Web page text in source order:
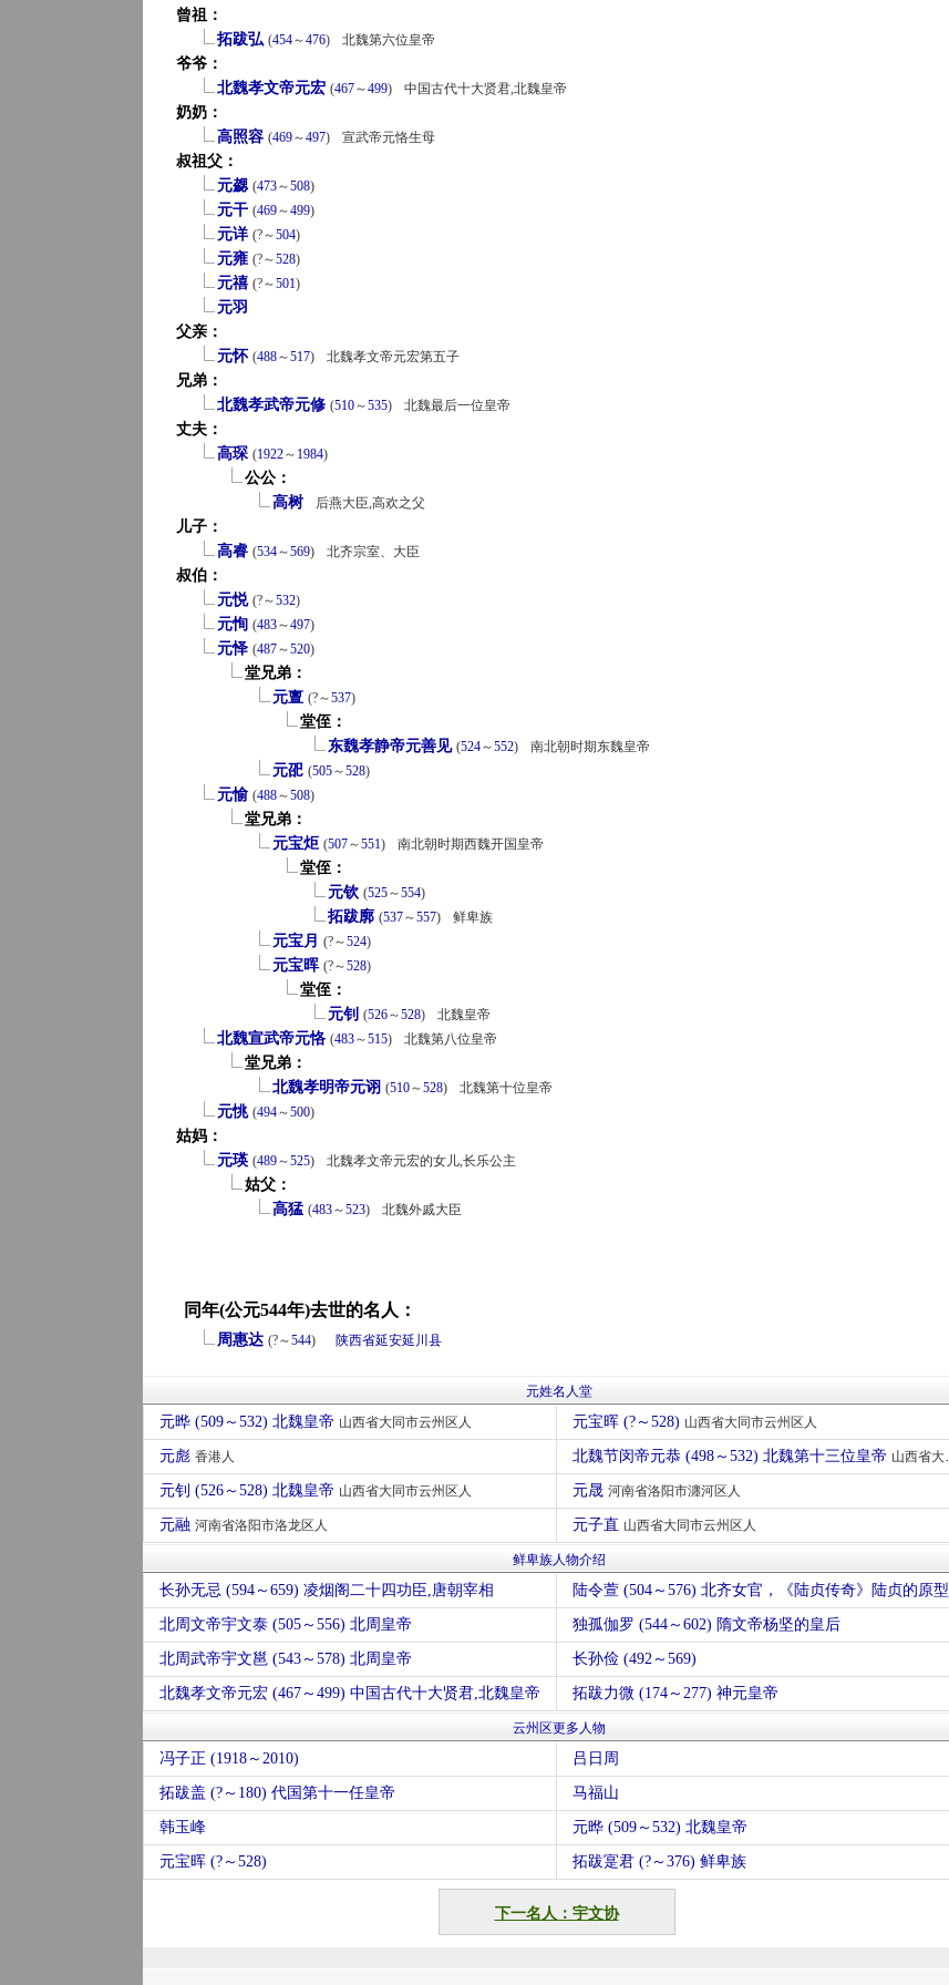
曾祖：
拓跋弘 (454～476) 北魏第六位皇帝
爷爷：
北魏孝文帝元宏 (467～499) 中国古代十大贤君,北魏皇帝
奶奶：
高照容 (469～497) 宣武帝元恪生母
叔祖父：
元勰 (473～508)
元干 (469～499)
元详 (?～504)
元雍 (?～528)
元禧 (?～501)
元羽
父亲：
元怀 (488～517) 北魏孝文帝元宏第五子
兄弟：
北魏孝武帝元修 (510～535) 北魏最后一位皇帝
丈夫：
高琛 (1922～ 1984)
公公：
高树
后燕大臣,高欢之父
儿子：
高睿 (534～569) 北齐宗室、大臣
叔伯：
元悦 (?～532)
元恂 (483～497)
元怿 (487～520)
堂兄弟：
元亶 (?～537)
堂侄：
东魏孝静帝元善见 (524～552) 南北朝时期东魏皇帝
元巶 (505～528)
元愉 (488～508)
堂兄弟：
元宝炬 (507～551) 南北朝时期西魏开国皇帝
堂侄：
元钦 (525～554)
拓跋廓 (537～557) 鲜卑族
元宝月 (?～524)
元宝晖 (?～528)
堂侄：
元钊 (526～528) 北魏皇帝
北魏宣武帝元恪 (483～515) 北魏第八位皇帝
堂兄弟：
北魏孝明帝元诩 (510～528) 北魏第十位皇帝
元恌 (494～500)
姑妈：
元瑛 (489～525) 北魏孝文帝元宏的女儿,长乐公主
姑父：
高猛 (483～523) 北魏外戚大臣
同年(公元544年)去世的名人：
周惠达 (?～544) 陕西省延安延川县
元姓名人堂
元晔 (509～532) 北魏皇帝 山西省大同市云州区人 元宝晖 (?～528) 山西省大同市云州区人
元彪 香港人 北魏节闵帝元恭 (498～532) 北魏第十三位皇帝 山西省大同市平城区人
元钊 (526～528) 北魏皇帝 山西省大同市云州区人 元晟 河南省洛阳市瀍河区人
元融 河南省洛阳市洛龙区人 元子直 山西省大同市云州区人
鲜卑族人物介绍
长孙无忌 (594～659) 凌烟阁二十四功臣,唐朝宰相 陆令萱 (504～576) 北齐女官，《陆贞传奇》陆贞的原型
北周文帝宇文泰 (505～556) 北周皇帝 独孤伽罗 (544～602) 隋文帝杨坚的皇后
北周武帝宇文邕 (543～578) 北周皇帝 长孙俭 (492～569)
北魏孝文帝元宏 (467～499) 中国古代十大贤君,北魏皇帝 拓跋力微 (174～277) 神元皇帝
云州区更多人物
冯子正 (1918～2010) 吕日周
拓跋盖 (?～180) 代国第十一任皇帝 马福山
韩玉峰 元晔 (509～532) 北魏皇帝
元宝晖 (?～528) 拓跋寔君 (?～376) 鲜卑族
下一名人：宇文协